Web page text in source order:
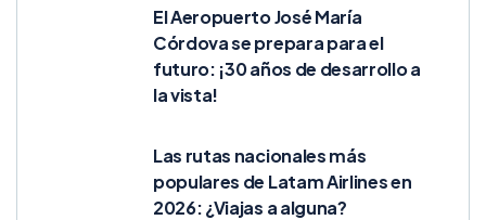
El Aeropuerto José María
Córdova se prepara para el
futuro: ¡30 años de desarrollo a
la vista!
Las rutas nacionales más
populares de Latam Airlines en
2026: ¿Viajas a alguna?